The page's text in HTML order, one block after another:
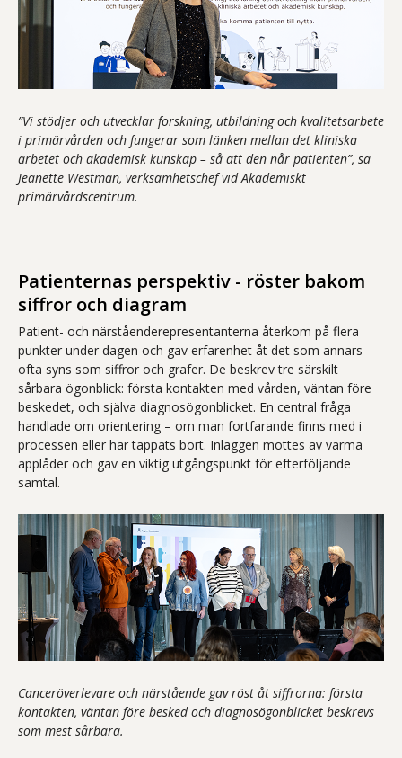
”Vi stödjer och utvecklar forskning, utbildning och kvalitetsarbete
i primärvården och fungerar som länken mellan det kliniska
arbetet och akademisk kunskap – så att den når patienten”, sa
Jeanette Westman, verksamhetschef vid Akademiskt
primärvårdscentrum.
Patienternas perspektiv - röster bakom
siffror och diagram
Patient- och närståenderepresentanterna återkom på flera
punkter under dagen och gav erfarenhet åt det som annars
ofta syns som siffror och grafer. De beskrev tre särskilt
sårbara ögonblick: första kontakten med vården, väntan före
beskedet, och själva diagnosögonblicket. En central fråga
handlade om orientering – om man fortfarande finns med i
processen eller har tappats bort. Inläggen möttes av varma
applåder och gav en viktig utgångspunkt för efterföljande
samtal.
Canceröverlevare och närstående gav röst åt siffrorna: första
kontakten, väntan före besked och diagnosögonblicket beskrevs
som mest sårbara.